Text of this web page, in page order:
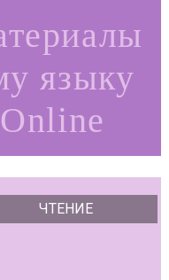
языку
ЧТЕНИЕ